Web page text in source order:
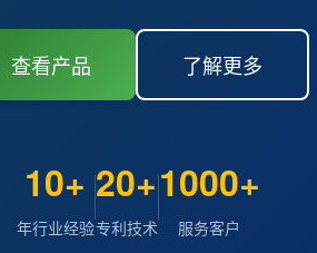
查看产品 了解更多
10+
年行业经验
20+
专利技术
1000+
服务客户